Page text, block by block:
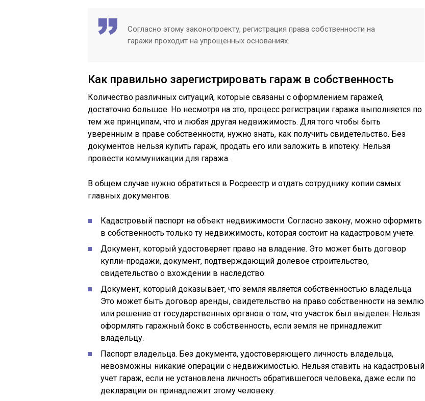
Согласно этому законопроекту, регистрация права собственности на
гаражи проходит на упрощенных основаниях.
Как правильно зарегистрировать гараж в собственность
Количество различных ситуаций, которые связаны с оформлением гаражей,
достаточно большое. Но несмотря на это, процесс регистрации гаража выполняется по
тем же принципам, что и любая другая недвижимость. Для того чтобы быть
уверенным в праве собственности, нужно знать, как получить свидетельство. Без
документов нельзя купить гараж, продать его или заложить в ипотеку. Нельзя
провести коммуникации для гаража.
В общем случае нужно обратиться в Росреестр и отдать сотруднику копии самых
главных документов:
Кадастровый паспорт на объект недвижимости. Согласно закону, можно оформить
в собственность только ту недвижимость, которая состоит на кадастровом учете.
Документ, который удостоверяет право на владение. Это может быть договор
купли-продажи, документ, подтверждающий долевое строительство,
свидетельство о вхождении в наследство.
Документ, который доказывает, что земля является собственностью владельца.
Это может быть договор аренды, свидетельство на право собственности на землю
или решение от государственных органов о том, что участок был выделен. Нельзя
оформлять гаражный бокс в собственность, если земля не принадлежит
владельцу.
Паспорт владельца. Без документа, удостоверяющего личность владельца,
невозможны никакие операции с недвижимостью. Нельзя ставить на кадастровый
учет гараж, если не установлена личность обратившегося человека, даже если по
декларации он принадлежит этому человеку.